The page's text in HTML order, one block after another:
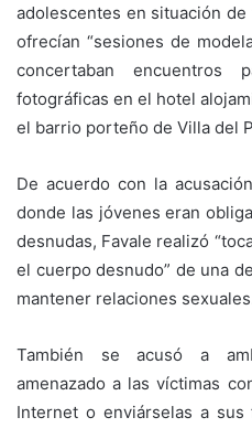
adolescentes en situación
ofrecían “sesiones de
concertaban encuentros
fotográficas en el hotel
el barrio porteño de Villa del
De acuerdo con la
donde las jóvenes eran
desnudas, Favale realizó
el cuerpo desnudo” de una
mantener relaciones
También se acusó a
amenazado a las víctimas
Internet o enviárselas a sus